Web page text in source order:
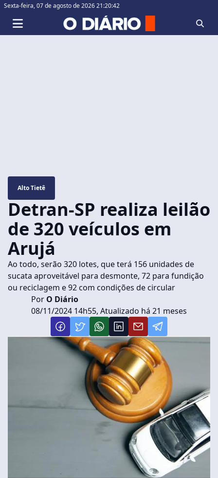
Sexta-feira,07 de agosto de 2026 21:20:43
Alto Tietê
Detran-SP realiza leilão
de 320 veículos em
Arujá
Ao todo, serão 320 lotes, que terá 156 unidades de
sucata aproveitável para desmonte, 72 para fundição
ou reciclagem e 92 com condições de circular
Por O Diário
08/11/2024 14h55, Atualizado há 21 meses